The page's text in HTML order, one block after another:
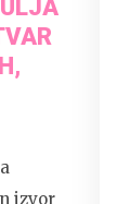
izvor